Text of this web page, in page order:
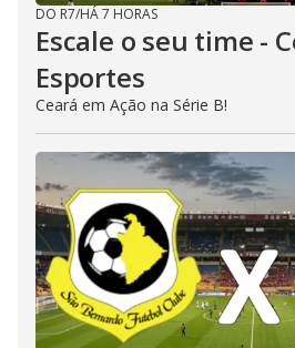
DO R7/HÁ 7 HORAS
Escale o seu time -
Esportes
Ceará em Ação na Série B!